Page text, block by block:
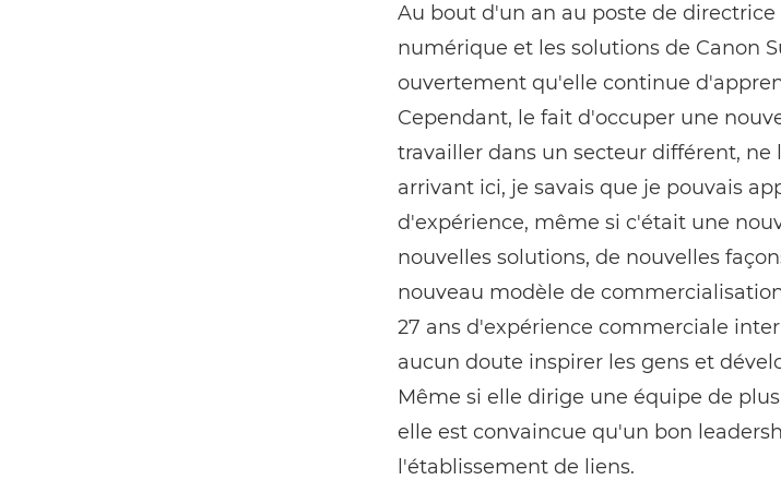
Au bout d'un an au poste de
numérique et les solutions de Canon
ouvertement qu'elle continue
Cependant, le fait d'occuper une
travailler dans un secteur différent, ne
arrivant ici, je savais que je pouvais
d'expérience, même si c'était une
nouvelles solutions, de nouvelles
nouveau modèle de
27 ans d'expérience commerciale
aucun doute inspirer les gens et
Même si elle dirige une équipe de
elle est convaincue qu'un bon
l'établissement de liens.